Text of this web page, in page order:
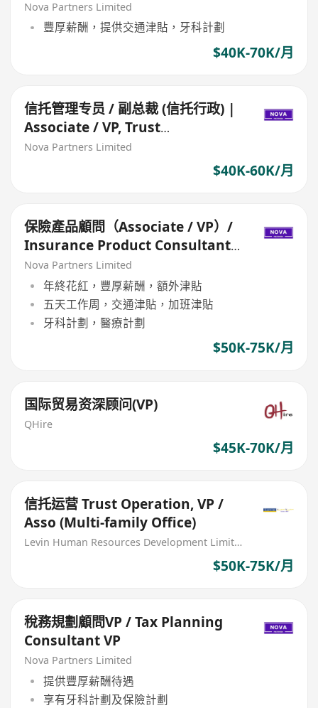
Nova Partners Limited
豐厚薪酬，提供交通津貼，牙科計劃
$40K-70K/月
信托管理专员 / 副总裁 (信托行政) |
Associate / VP, Trust
Administrator
Nova Partners Limited
$40K-60K/月
保險產品顧問（Associate / VP）/
Insurance Product Consultant
(Associate / VP)
Nova Partners Limited
年終花紅，豐厚薪酬，額外津貼
五天工作周，交通津貼，加班津貼
牙科計劃，醫療計劃
$50K-75K/月
国际贸易资深顾问(VP)
QHire
$45K-70K/月
信托运营 Trust Operation, VP /
Asso (Multi-family Office)
Levin Human Resources Development Limited
$50K-75K/月
稅務規劃顧問VP / Tax Planning
Consultant VP
Nova Partners Limited
提供豐厚薪酬待遇
享有牙科計劃及保險計劃